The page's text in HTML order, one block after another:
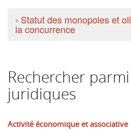
› Statut des monopoles et
la concurrence
Rechercher
juridiques
Activité économique et associative